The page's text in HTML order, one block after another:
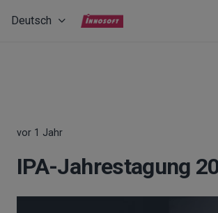
Deutsch
vor 1 Jahr
IPA-Jahrestagung